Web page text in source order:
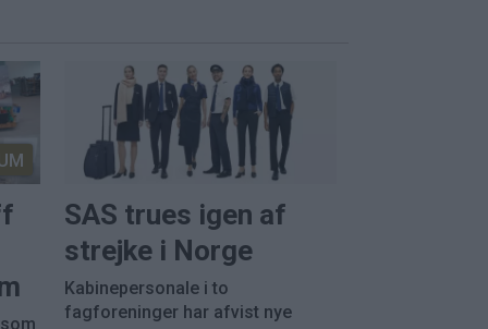
SAS trues igen af
strejke i Norge
Kabinepersonale i to
fagforeninger har afvist nye